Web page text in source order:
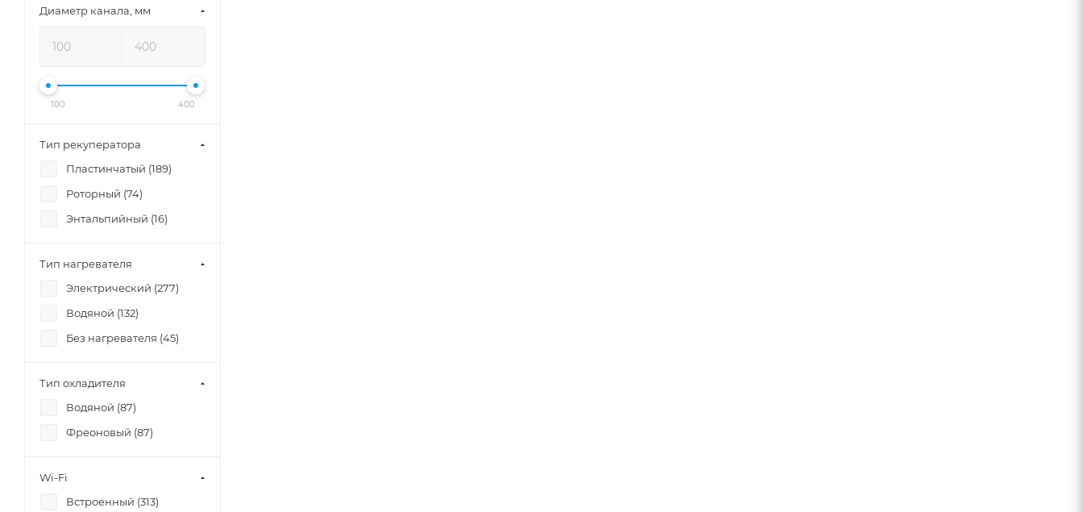
Диаметр канала, мм
100 400
Тип рекуператора
Пластинчатый (189)
Роторный (74)
Энтальпийный (16)
Тип нагревателя
Электрический (277)
Водяной (132)
Без нагревателя (45)
Тип охладителя
Водяной (87)
Фреоновый (87)
Wi-Fi
Встроенный (313)